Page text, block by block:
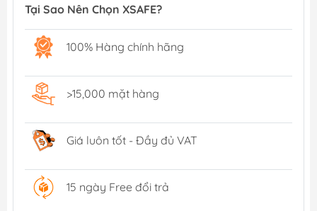
Tại Sao Nên Chọn XSAFE?
100% Hàng chính hãng
>15,000 mặt hàng
Giá luôn tốt - Đầy đủ VAT
15 ngày Free đổi trả